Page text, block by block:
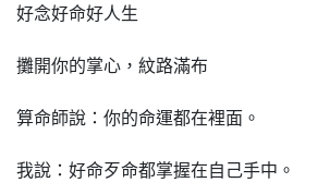
好念好命好人生
攤開你的掌心，紋路滿布
算命師說：你的命運都在裡面。
我說：好命歹命都掌握在自己手中。